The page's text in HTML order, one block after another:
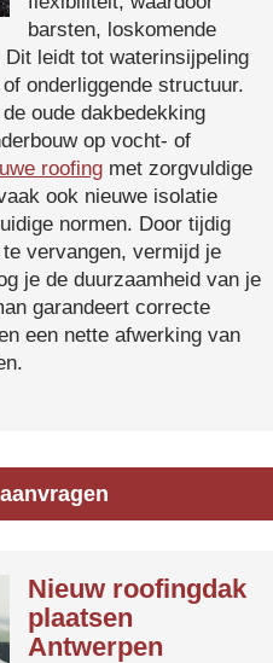
barsten, loskomende
leidt tot waterinsijpeling
onderliggende structuur.
oude dakbedekking
op vocht- of
roofing met zorgvuldige
ook nieuwe isolatie
normen. Door tijdig
vervangen, vermijd je
je de duurzaamheid van je
garandeert correcte
een nette afwerking van
Nieuw roofingdak
plaatsen
Antwerpen